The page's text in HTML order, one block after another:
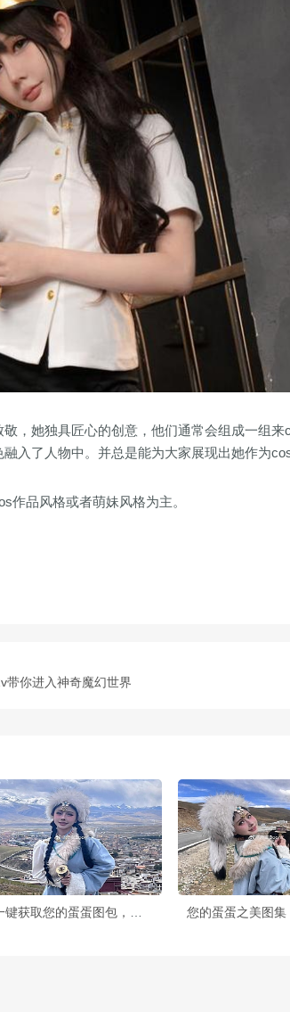
，她独具匠心的创意，他们通常会组成一组
了人物中。并总是能为大家展现出她作为
作品风格或者萌妹风格为主。
带你进入神奇魔幻世界